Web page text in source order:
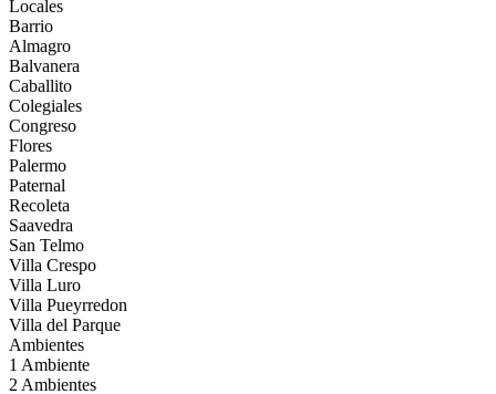
Locales
Barrio
Almagro
Balvanera
Caballito
Colegiales
Congreso
Flores
Palermo
Paternal
Recoleta
Saavedra
San Telmo
Villa Crespo
Villa Luro
Villa Pueyrredon
Villa del Parque
Ambientes
1 Ambiente
2 Ambientes